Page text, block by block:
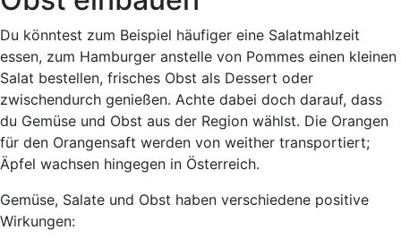
Du könntest zum Beispiel häufiger eine Salatmahlzeit
essen, zum Hamburger anstelle von Pommes einen kleinen
Salat bestellen, frisches Obst als Dessert oder
zwischendurch genießen. Achte dabei doch darauf, dass
du Gemüse und Obst aus der Region wählst. Die Orangen
für den Orangensaft werden von weither transportiert;
Äpfel wachsen hingegen in Österreich.
Gemüse, Salate und Obst haben verschiedene positive
Wirkungen: